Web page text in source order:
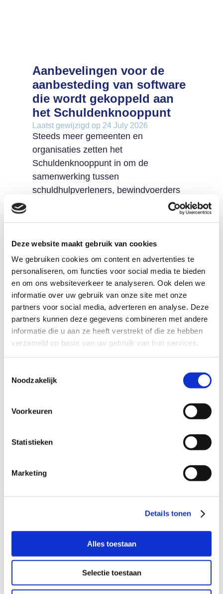
Deze website maakt gebruik van cookies
We gebruiken cookies om content en advertenties te
personaliseren, om functies voor social media te bieden
en om ons websiteverkeer te analyseren. Ook delen we
informatie over uw gebruik van onze site met onze
partners voor social media, adverteren en analyse. Deze
partners kunnen deze gegevens combineren met andere
informatie die u aan ze heeft verstrekt of die ze hebben
verzameld op basis van uw gebruik van hun services.
Noodzakelijk
Voorkeuren
Statistieken
Marketing
Details tonen
Alles toestaan
Selectie toestaan
Aanbevelingen voor de
aanbesteding van software
die wordt gekoppeld aan
het Schuldenknooppunt
Laatst gewijzigd op 24 July 2026
Steeds meer gemeenten en
organisaties zetten het
Schuldenknooppunt in om de
samenwerking tussen
schuldhulpverleners, bewindvoerders
en schuldeisers te verbeteren en te
versnellen. Maar wist je dat de keuzes
Arcade met het
sneller tot een
Laatst gewijzigd op 24 July 2026
huur niet betaalt, is diezelfde corporatie
een oplossing ontstaat en of iemand in
de woning kan blijven.
Woningcorporatie...